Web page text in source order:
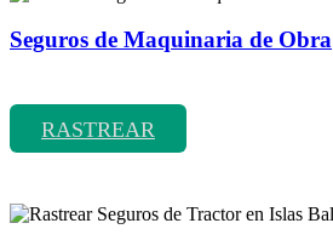
Seguros de Maquinaria de Obra
RASTREAR